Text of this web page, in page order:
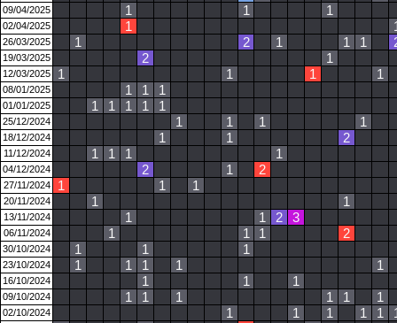
09/04/2025 1 1 1
02/04/2025 1
26/03/2025 1 2 1 1 1
19/03/2025 2 1
12/03/2025 1 1 1 1
08/01/2025 1 1 1
01/01/2025 1 1 1 1 1
25/12/2024 1 1 1 1
18/12/2024 1 1 2
11/12/2024 1 1 1 1
04/12/2024 2 1 2
27/11/2024 1 1 1
20/11/2024 1 1
13/11/2024 1 1 2 3
06/11/2024 1 1 1 2
30/10/2024 1 1 1
23/10/2024 1 1 1 1 1
16/10/2024 1 1 1
09/10/2024 1 1 1 1 1 1
02/10/2024 1 1 1 1 1